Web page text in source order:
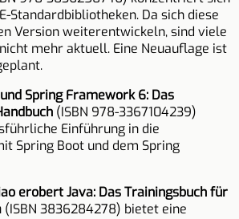
Standardbibliotheken. Da sich diese
Version weiterentwickeln, sind viele
mehr aktuell. Eine Neuauflage ist
Spring Framework 6: Das
(ISBN 978-3367104239)
Einführung in die
Spring Boot und dem Spring
erobert Java: Das Trainingsbuch für
(ISBN 3836284278) bietet eine